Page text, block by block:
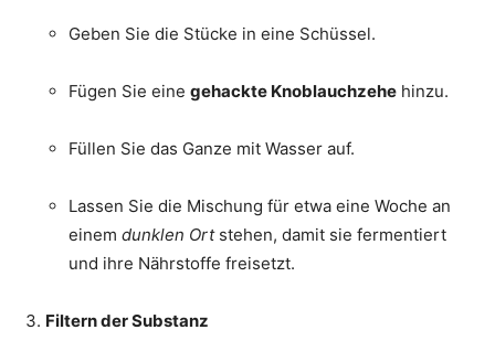
Geben Sie die Stücke in eine Schüssel.
Fügen Sie eine gehackte Knoblauchzehe hinzu.
Füllen Sie das Ganze mit Wasser auf.
Lassen Sie die Mischung für etwa eine Woche an
einem dunklen Ortstehen, damit sie fermentiert
und ihre Nährstoffe freisetzt.
Filtern der Substanz